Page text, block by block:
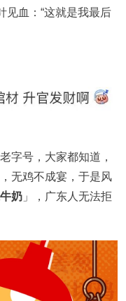
见血：“这就是我最后
字号，大家都知道，
无鸡不成宴，于是风
奶 」，广东人无法拒